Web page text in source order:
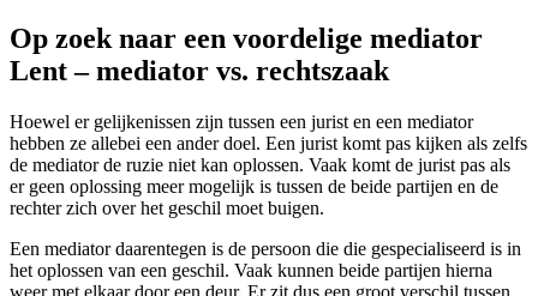
Op zoek naar een voordelige mediator
Lent – mediator vs. rechtszaak
Hoewel er gelijkenissen zijn tussen een jurist en een mediator
hebben ze allebei een ander doel. Een jurist komt pas kijken als zelfs
de mediator de ruzie niet kan oplossen. Vaak komt de jurist pas als
er geen oplossing meer mogelijk is tussen de beide partijen en de
rechter zich over het geschil moet buigen.
Een mediator daarentegen is de persoon die die gespecialiseerd is in
het oplossen van een geschil. Vaak kunnen beide partijen hierna
weer met elkaar door een deur. Er zit dus een groot verschil tussen